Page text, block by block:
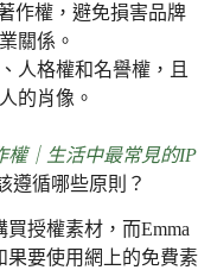
作權，避免損害品牌
關係。
人格權和名譽權，且
的肖像。
權｜生活中最常見的IP
遵循哪些原則？
授權素材，而Emma
果要使用網上的免費素